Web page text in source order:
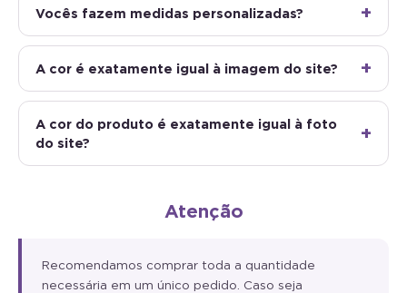
Vocês fazem medidas personalizadas?
A cor é exatamente igual à imagem do site?
A cor do produto é exatamente igual à foto
do site?
Atenção
Recomendamos comprar toda a quantidade
necessária em um único pedido. Caso seja